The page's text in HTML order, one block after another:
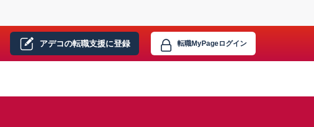
アデコの転職支援に登録 転職MyPageログイン